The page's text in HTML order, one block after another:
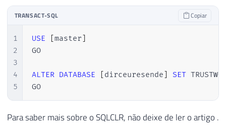
TRANSACT-SQL Copiar
1
2
3
4
5
USE [master]
GO
ALTER DATABASE [dirceuresende] SET
GO
Para saber mais sobre o SQLCLR, não deixe de ler o artigo .